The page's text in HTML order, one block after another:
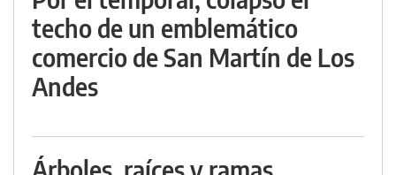
techo de un emblemático
comercio de San Martín de Los
Andes